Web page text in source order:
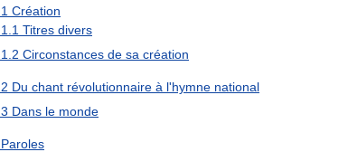
1 Création
1 1 Titres divers
1 2 Circonstances de sa création
2 Du chant révolutionnaire à l'hymne national
3 Dans le monde
Paroles